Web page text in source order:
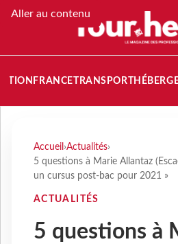
Aller au contenu
FRANCETRANSPORT
Accueil ›Actualités›
5 questions à Marie Allantaz
un cursus post-bac pour 2021 »
ACTUALITÉS
5 questions à